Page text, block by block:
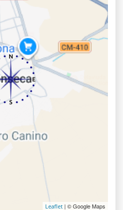
Leaflet | © Google Maps